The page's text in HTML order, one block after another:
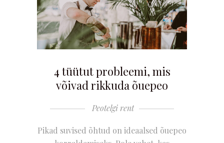
4 tüütut probleemi, mis
võivad rikkuda õuepeo
Peotelgi rent
Pikad suvised õhtud on ideaalsed õuepeo